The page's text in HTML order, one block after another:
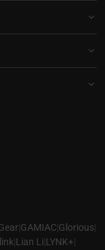
|GAMIAC|Glorious|
|Lian Li|LYNK+|